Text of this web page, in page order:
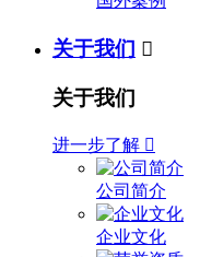
关于我们 
关于我们
进一步了解 
公司简介
企业文化